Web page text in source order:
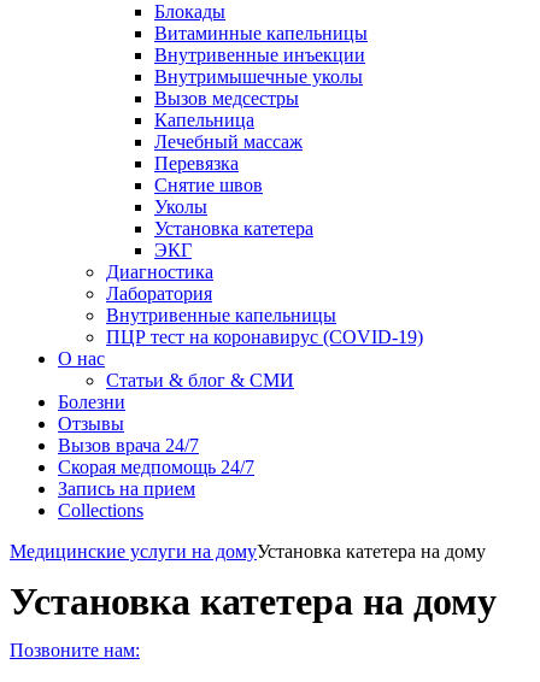
Блокады
Витаминные капельницы
Внутривенные инъекции
Внутримышечные уколы
Вызов медсестры
Капельница
Лечебный массаж
Перевязка
Снятие швов
Уколы
Установка катетера
ЭКГ
Диагностика
Лаборатория
Внутривенные капельницы
ПЦР тест на коронавирус (COVID-19)
О нас
Статьи & блог & СМИ
Болезни
Отзывы
Вызов врача 24/7
Скорая медпомощь 24/7
Запись на прием
Collections
Медицинские услуги на домуУстановка катетера на дому
Установка катетера на дому
Позвоните нам: